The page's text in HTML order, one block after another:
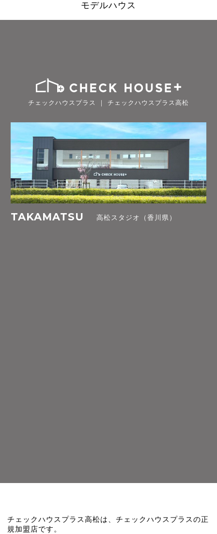
モデルハウス
チェックハウスプラス ｜ チェックハウスプラス高松
TAKAMATSU 高松スタジオ（香川県）
チェックハウスプラス高松は、チェックハウスプラスの正
規加盟店です。